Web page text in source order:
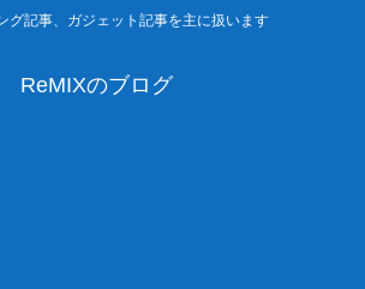
グ記事、ガジェット記事を主に扱います
ReMIXのブログ